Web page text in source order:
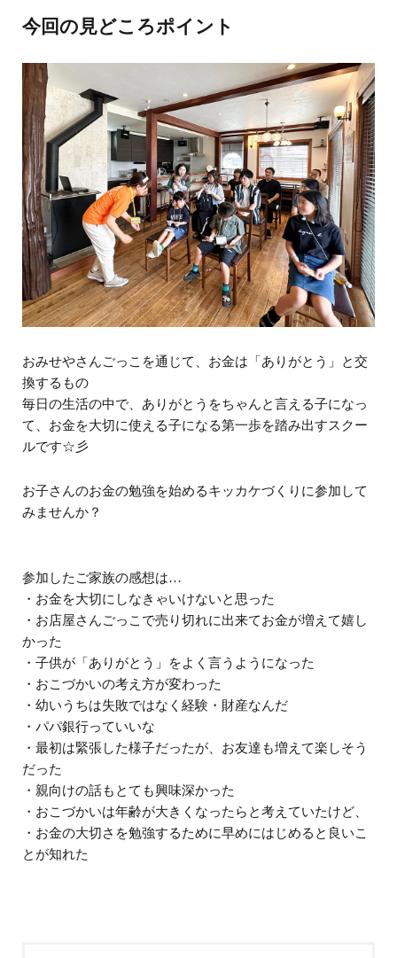
今回の見どころポイント
おみせやさんごっこを通じて、お金は「ありがとう」と交
換するもの
毎日の生活の中で、ありがとうをちゃんと言える子になっ
て、お金を大切に使える子になる第一歩を踏み出すスクー
ルです☆彡
お子さんのお金の勉強を始めるキッカケづくりに参加して
みませんか？
参加したご家族の感想は…
・お金を大切にしなきゃいけないと思った
・お店屋さんごっこで売り切れに出来てお金が増えて嬉し
かった
・子供が「ありがとう」をよく言うようになった
・おこづかいの考え方が変わった
・幼いうちは失敗ではなく経験・財産なんだ
・パパ銀行っていいな
・最初は緊張した様子だったが、お友達も増えて楽しそう
だった
・親向けの話もとても興味深かった
・おこづかいは年齢が大きくなったらと考えていたけど、
・お金の大切さを勉強するために早めにはじめると良いこ
とが知れた